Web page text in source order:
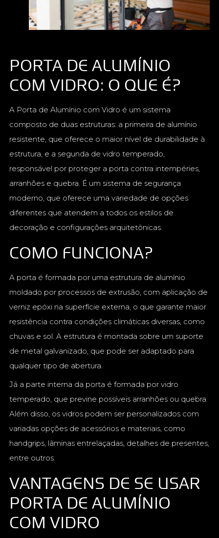
PORTA DE ALUMÍNIO
COM VIDRO: O QUE É?
A Porta de Alumínio com Vidro é um sistema
composto de duas estruturas: a primeira de alumínio
resistente, que oferece o maior nível de durabilidade à
estrutura, e a segunda de vidro temperado,
responsável por proteger a porta contra intempéries,
arranhões e quebra. É um sistema de segurança
moderno, que oferece uma variedade de opções
diferentes que atendem a todos os estilos de
decoração e configurações arquitetônicas.
COMO FUNCIONA?
A porta é formada por uma estrutura de alumínio
moldado por processos de extrusão, com aplicação de
verniz epóxi na superfície externa, o que garante maior
resistência contra condições climáticas diversas, como
chuvas e sol. A estrutura é montada sobre um suporte
de metal galvanizado, que pode ser adaptado para
qualquer tipo de abertura.
Já a parte interna da porta é formada por vidro
temperado, que previne possíveis arranhões ou quebra.
Além disso, os vidros podem ser personalizados com
variadas opções de acessórios e materiais, como
handgrips, lâminas entrelaçadas, detalhes de presentes,
entre outros.
VANTAGENS DE SE USAR
PORTA DE ALUMÍNIO
COM VIDRO